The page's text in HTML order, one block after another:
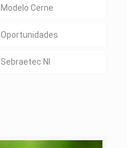
Modelo Cerne
Oportunidades
Sebraetec NI